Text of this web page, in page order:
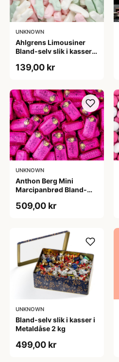
UNKNOWN
Ahlgrens Limousiner
Bland-selv slik i kasser 1
139,00 kr
UNKNOWN
Anthon Berg Mini
Marcipanbrød Bland-
509,00 kr
UNKNOWN
Bland-selv slik i kasser i
Metaldåse 2 kg
499,00 kr